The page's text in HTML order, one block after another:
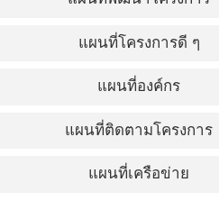
แผนที่โครงการดี ๆ
แผนที่องค์กร
แผนที่ติดตามโครงการ
แผนที่เครือข่าย